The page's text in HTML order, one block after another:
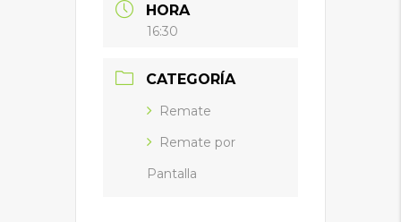
HORA
16:30
CATEGORÍA
Remate
Remate por
Pantalla